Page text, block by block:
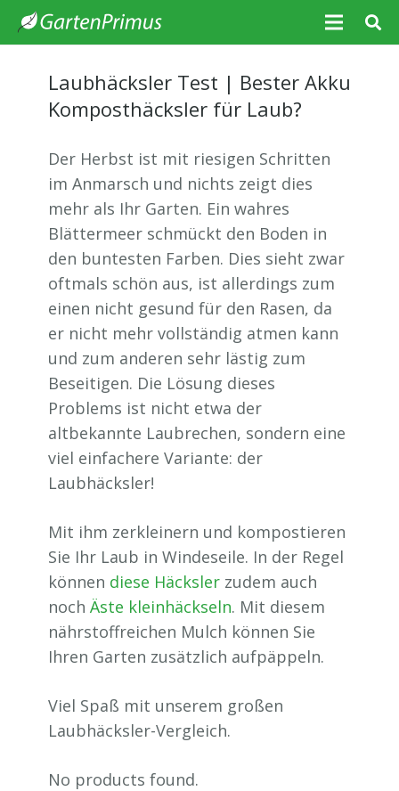
Laubhäcksler Test | Bester Akku
Komposthäcksler für Laub?
Der Herbst ist mit riesigen Schritten
im Anmarsch und nichts zeigt dies
mehr als Ihr Garten. Ein wahres
Blättermeer schmückt den Boden in
den buntesten Farben. Dies sieht zwar
oftmals schön aus, ist allerdings zum
einen nicht gesund für den Rasen, da
er nicht mehr vollständig atmen kann
und zum anderen sehr lästig zum
Beseitigen. Die Lösung dieses
Problems ist nicht etwa der
altbekannte Laubrechen, sondern eine
viel einfachere Variante: der
Laubhäcksler!
Mit ihm zerkleinern und kompostieren
Sie Ihr Laub in Windeseile. In der Regel
können diese Häcksler zudem auch
noch Äste kleinhäckseln. Mit diesem
nährstoffreichen Mulch können Sie
Ihren Garten zusätzlich aufpäppeln.
Viel Spaß mit unserem großen
Laubhäcksler-Vergleich.
No products found.